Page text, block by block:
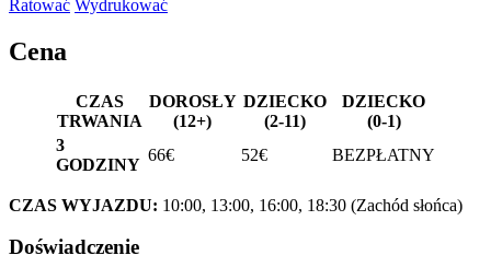
Ratować Wydrukować
Cena
CZAS
TRWANIA
DOROSŁY
(12+)
DZIECKO
(2-11)
DZIECKO
(0-1)
3
GODZINY
66€ 52€ BEZPŁATNY
CZAS WYJAZDU: 10:00, 13:00, 16:00, 18:30 (Zachód słońca)
Doświadczenie